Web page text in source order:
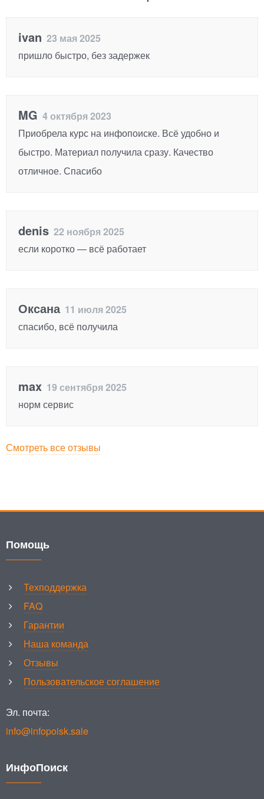
ivan 23 мая 2025
пришло быстро, без задержек
MG 4 октября 2023
Приобрела курс на инфопоиске. Всё удобно и
быстро. Материал получила сразу. Качество
отличное. Спасибо
denis 22 ноября 2025
если коротко — всё работает
Оксана11 июля 2025
спасибо, всё получила
max 19 сентября 2025
норм сервис
Смотреть все отзывы
Помощь
Техподдержка
FAQ
Гарантии
Наша команда
Отзывы
Пользовательское соглашение
Эл. почта:
info@infopoisk.sale
ИнфоПоиск